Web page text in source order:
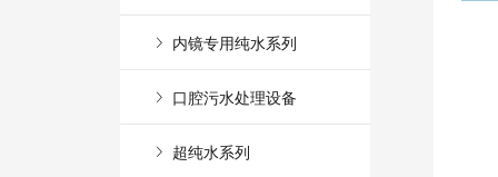
 内镜专用纯水系列
 口腔污水处理设备
 超纯水系列